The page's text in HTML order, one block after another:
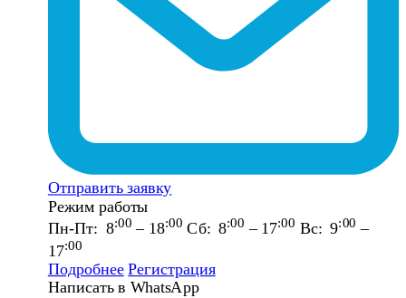
Отправить заявку
Режим работы
Пн-Пт: 8:00 – 18:00 Сб: 8:00 – 17:00 Вс: 9:00 –
17:00
Подробнее Регистрация
Написать в WhatsApp